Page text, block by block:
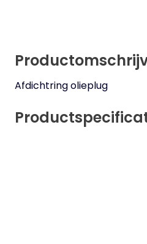
Afdichtring olieplug